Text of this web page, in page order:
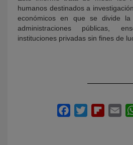
humanos destinados a
económicos en que se divide la
administraciones públicas,
instituciones privadas sin fines de